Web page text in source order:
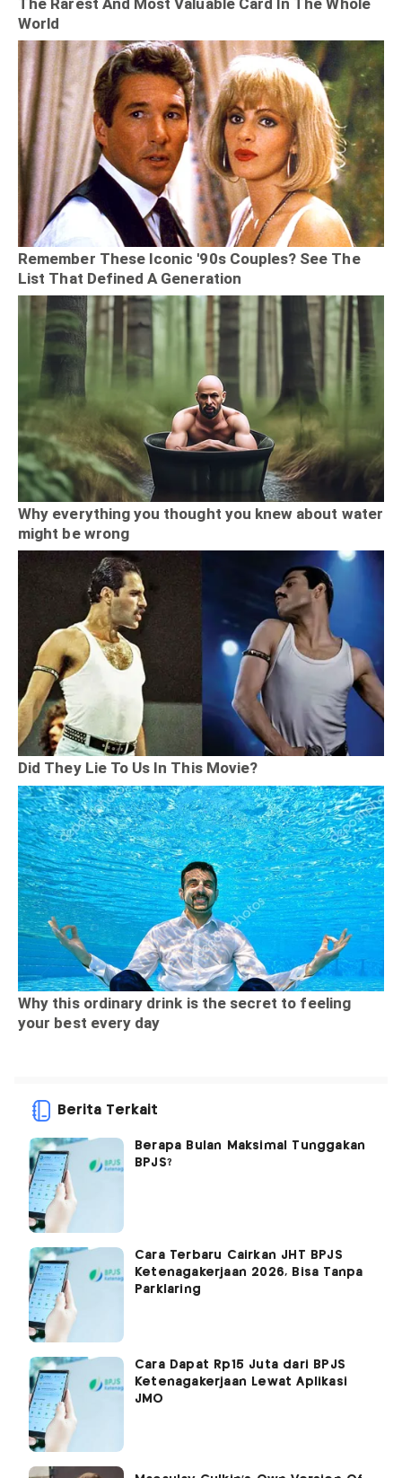
Berita Terkait
Berapa Bulan Maksimal Tunggakan
BPJS?
Cara Terbaru Cairkan JHT BPJS
Ketenagakerjaan 2026, Bisa Tanpa
Parklaring
Cara Dapat Rp15 Juta dari BPJS
Ketenagakerjaan Lewat Aplikasi
JMO